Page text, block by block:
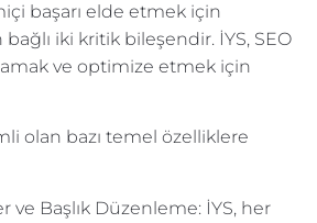
başarı elde etmek için
iki kritik bileşendir. İYS, SEO
ve optimize etmek için
olan bazı temel özelliklere
ve Başlık Düzenleme: İYS, her